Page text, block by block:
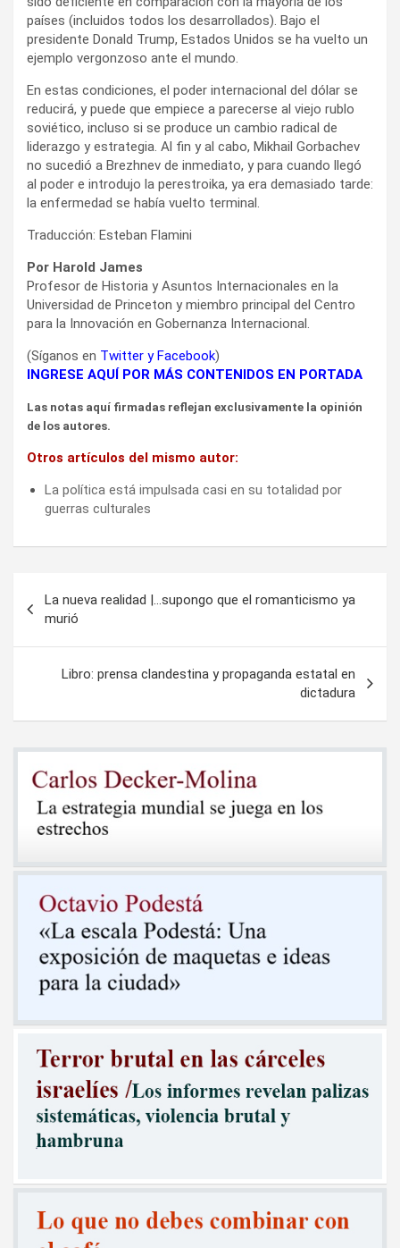
países (incluidos todos los desarrollados). Bajo el
presidente Donald Trump, Estados Unidos se ha vuelto un
ejemplo vergonzoso ante el mundo.
En estas condiciones, el poder internacional del dólar se
reducirá, y puede que empiece a parecerse al viejo rublo
soviético, incluso si se produce un cambio radical de
liderazgo y estrategia. Al fin y al cabo, Mikhail Gorbachev
no sucedió a Brezhnev de inmediato, y para cuando llegó
al poder e introdujo la perestroika, ya era demasiado tarde:
la enfermedad se había vuelto terminal.
Traducción: Esteban Flamini
Por Harold James
Profesor de Historia y Asuntos Internacionales en la
Universidad de Princeton y miembro principal del Centro
para la Innovación en Gobernanza Internacional.
(Síganos en Twitter yFacebook)
INGRESE AQUÍ POR MÁS CONTENIDOS EN PORTADA
Las notas aquí firmadas reflejan exclusivamente la opinión
de los autores.
Otros artículos del mismo autor:
La política está impulsada casi en su totalidad por
guerras culturales
de
entradas
La nueva realidad |…supongo que el romanticismo ya
murió
Libro: prensa clandestina y propaganda estatal en
dictadura